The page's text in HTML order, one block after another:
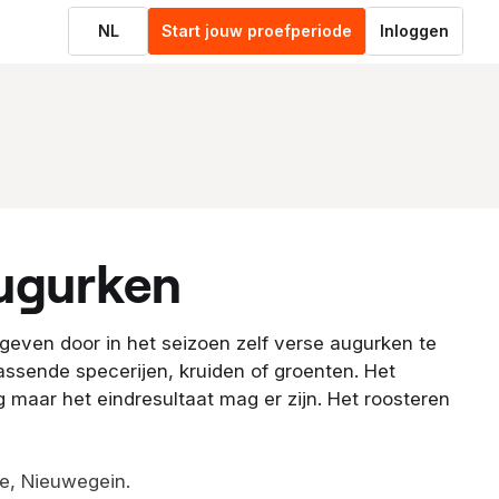
NL Start jouw proefperiode Inloggen
door in het seizoen zelf verse augurken te
specerijen, kruiden of groenten. Het
het eindresultaat mag er zijn. Het roosteren
Nieuwegein.